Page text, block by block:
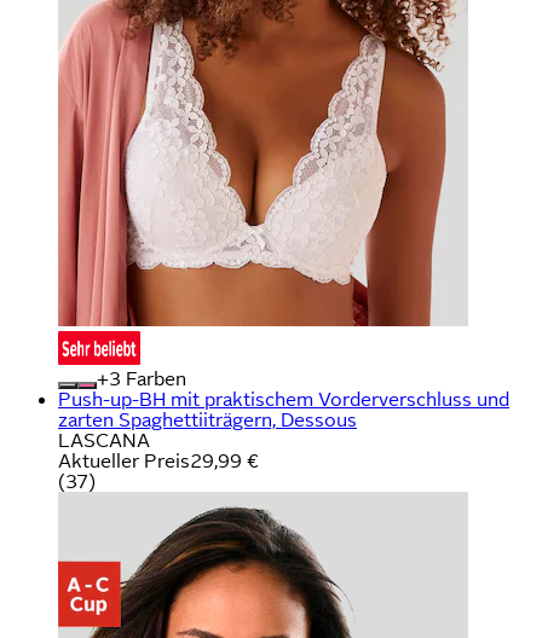
+
Farben
Push-up-BH mit praktischem Vorderverschluss und
zarten Spaghettiiträgern, Dessous
LASCANA
Aktueller Preis29,99 €
(37)